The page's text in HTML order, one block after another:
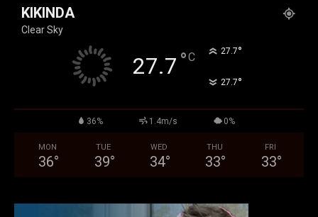
KIKINDA
Clear Sky
27.7 °C 27.7°
27.7°
36% 1.4m/s 0%
MON
36°
TUE
39°
WED
34°
THU
33°
FRI
33°